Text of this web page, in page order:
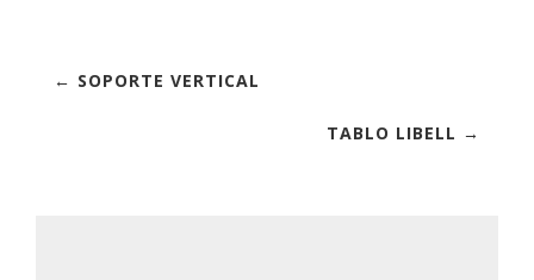
← SOPORTE VERTICAL
TABLO LIBELL →